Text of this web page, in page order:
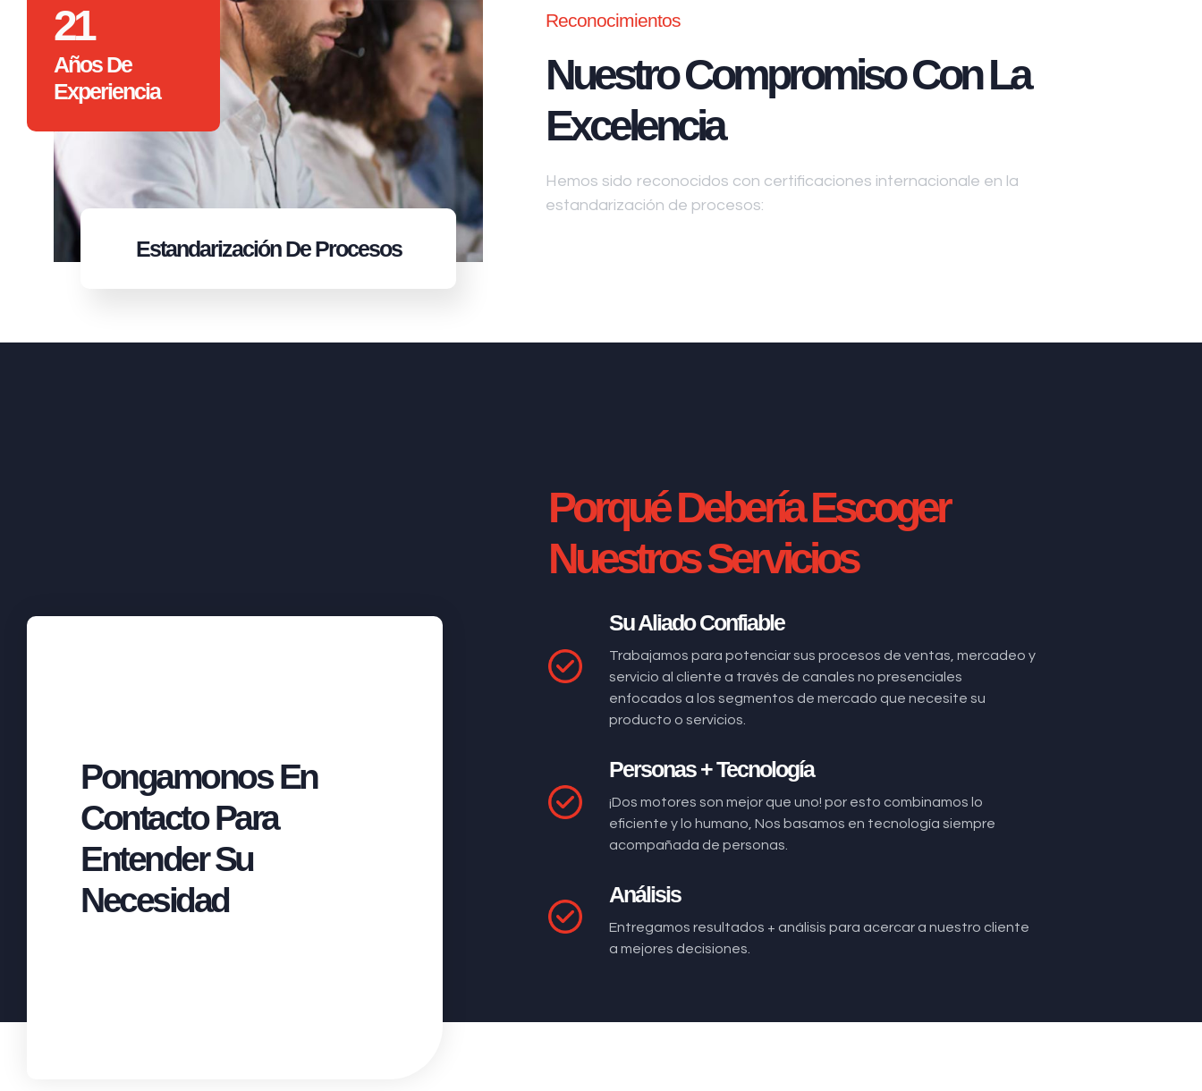
21
Años De
Experiencia
EstandarizaciónDe Procesos
Reconocimientos
Nuestro Compromiso Con La
Excelencia
Hemos sido reconocidos con certificaciones internacionale en la
estandarización de procesos:
Pongamonos En
Contacto Para
Entender Su
Necesidad
Porqué Debería Escoger
Nuestros Servicios
Su Aliado Confiable
Trabajamos para potenciar sus procesos de ventas, mercadeo y
servicio al cliente a través de canales no presenciales
enfocados a los segmentos de mercado que necesite su
producto o servicios.
Personas + Tecnología
¡Dos motores son mejor que uno! por esto combinamos lo
eficiente y lo humano, Nos basamos en tecnología siempre
acompañada de personas.
Análisis
Entregamos resultados + análisis para acercar a nuestro cliente
a mejores decisiones.